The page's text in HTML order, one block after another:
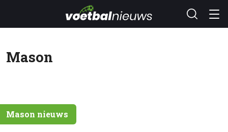
Mason
Mason nieuws